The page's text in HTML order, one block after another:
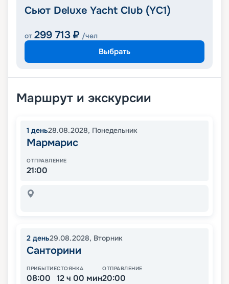
Сьют Deluxe Yacht Club (YC1)
от 299 713 ₽ /чел
Выбрать
Маршрут и экскурсии
1 день28.08.2028, Понедельник
Мармарис
ОТПРАВЛЕНИЕ
21:00
2 день29.08.2028, Вторник
Санторини
ПРИБЫТИЕ
08:00
СТОЯНКА
12 ч 00 мин
ОТПРАВЛЕНИЕ
20:00